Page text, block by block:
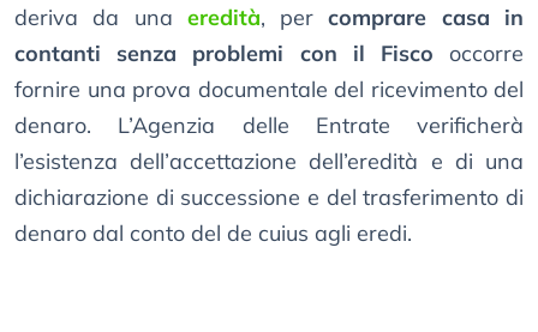
deriva da una eredità, percomprare casa in
contanti senza problemi con il Fisco occorre
fornire una prova documentale del ricevimento del
denaro. L’Agenzia delle Entrate verificherà
l’esistenza dell’accettazione dell’eredità e di una
dichiarazione di successione e del trasferimento di
denaro dal conto del de cuius agli eredi.